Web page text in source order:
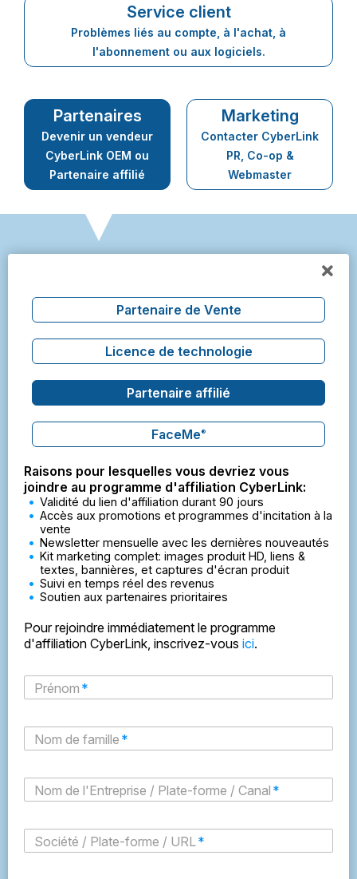
Service client
Problèmes liés au compte, à l'achat, à
l'abonnement ou aux logiciels.
Partenaires
Devenir un vendeur
CyberLink OEM ou
Partenaire affilié
Marketing
Contacter CyberLink
PR, Co-op &
Webmaster
Partenaire de Vente
Licence de technologie
Partenaire affilié
FaceMe ®
Raisons pour lesquelles vous devriez vous
joindre au programme d'affiliation CyberLink:
Validité du lien d'affiliation durant 90 jours
Accès aux promotions et programmes d'incitation à la
vente
Newsletter mensuelle avec les dernières nouveautés
Kit marketing complet: images produit HD, liens &
textes, bannières, et captures d'écran produit
Suivi en temps réel des revenus
Soutien aux partenaires prioritaires
Pour rejoindre immédiatement le programme
d'affiliation CyberLink, inscrivez-vous ici.
Prénom *
Nom de famille *
Nom de l'Entreprise / Plate-forme / Canal *
Société / Plate-forme / URL*